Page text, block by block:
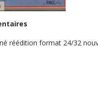
réédition format 24/32